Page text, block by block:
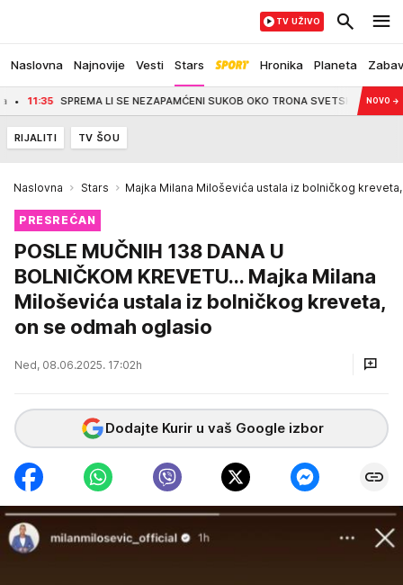
Naslovna Najnovije Vesti Stars Hronika Planeta
TV UŽIVO
LI SE NEZAPAMĆENI SUKOB OKO TRONA SVETSKOG FUDBALA!NOVO →
RIJALITI TV ŠOU
Naslovna Stars Majka Milana Miloševića ustala iz bolničkog
PRESREĆAN
POSLE MUČNIH 138 DANA U
BOLNIČKOM KREVETU... Majka Milana
Miloševića ustala iz bolničkog kreveta,
on se odmah oglasio
Ned, 08.06.2025. 17:02h
Dodajte Kurir u vaš Google izbor